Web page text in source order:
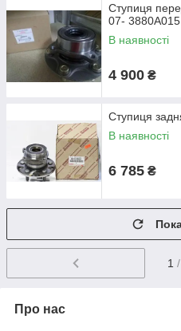
Ступиця
07- 3880A015
В наявності
4 900 ₴
Ступиця
В наявності
6 785 ₴
1
Про нас